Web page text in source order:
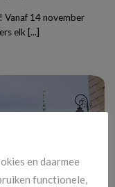
Vanaf 14 november
elk [...]
en daarmee
functionele,